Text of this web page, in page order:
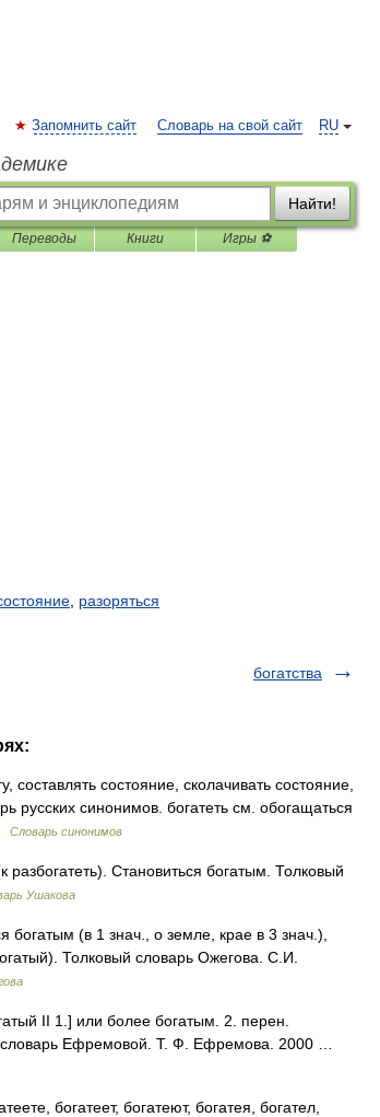
RU
Запомнить сайт Словарь на свой сайт
Найти!
Переводы Книги Игры ⚽
разоряться
богатства
состояние, сколачивать состояние,
русских синонимов. богатеть см. обогащаться
Словарь синонимов
Становиться богатым. Толковый
Ушакова
(в 1 знач., о земле, крае в 3 знач.),
Толковый словарь Ожегова. С.И.
II 1.] или более богатым. 2. перен.
словарь Ефремовой. Т. Ф. Ефремова. 2000 …
богатеет, богатеют, богатея, богател,